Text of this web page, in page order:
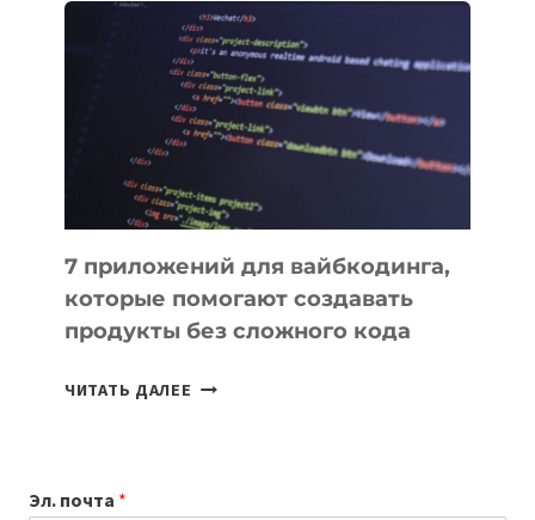
ПОЛЕЗНЫХ
ИНСТРУМЕНТОВ
ДЛЯ
РАБОТЫ
7 приложений для вайбкодинга,
которые помогают создавать
продукты без сложного кода
ЧИТАТЬ ДАЛЕЕ
Эл. почта *